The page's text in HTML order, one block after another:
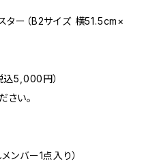
ター（B2サイズ 横51.5cm×
込5,000円）
さい。
ンバー1点入り）